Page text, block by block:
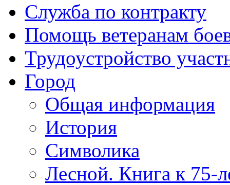
Служба по контракту
Помощь ветеранам
Трудоустройство
Город
Общая информация
История
Символика
Лесной. Книга к 75-